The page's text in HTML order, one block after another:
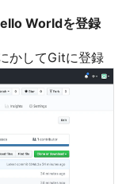
Worldを登録
かしてGitに登録